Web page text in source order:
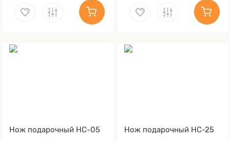
Нож подарочный НС-05 Нож подарочный НС-25